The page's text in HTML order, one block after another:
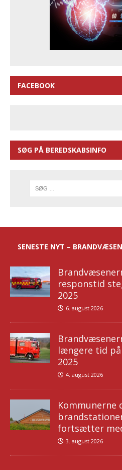
FACEBOOK
SØG PÅ BEREDSKABSINFO
SENESTE NYT – BRANDVÆSEN
responstid
2025
6. august 2026
længere tid
2025
4. august 2026
Kommunerne
fortsætter
3. august 2026